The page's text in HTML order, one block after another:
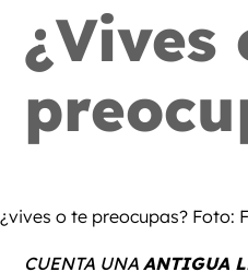
¿Vives
¿vives o te preocupas? Foto:
CUENTA UNAANTIGUA